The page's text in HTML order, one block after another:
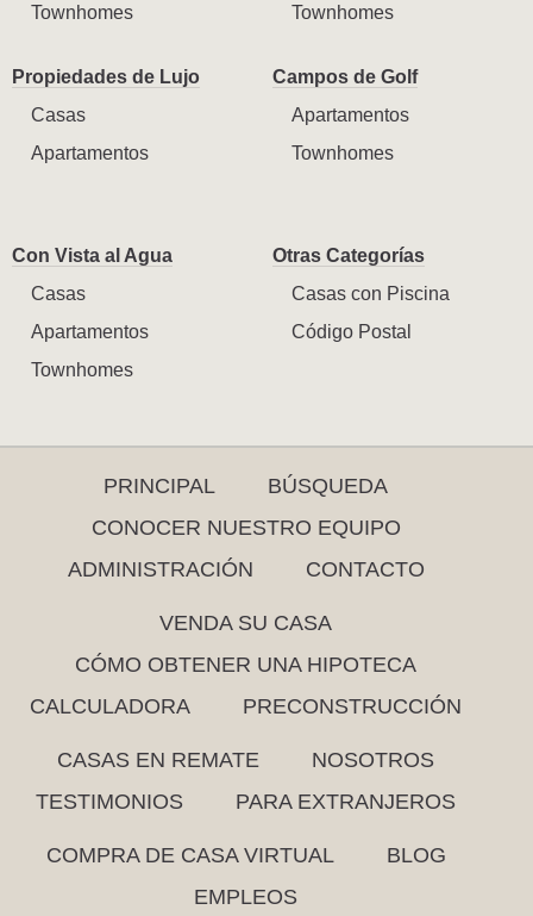
Townhomes
Townhomes
Propiedades de Lujo
Casas
Apartamentos
Campos de Golf
Apartamentos
Townhomes
Con Vista al Agua
Casas
Apartamentos
Townhomes
Otras Categorías
Casas con Piscina
Código Postal
PRINCIPAL
BÚSQUEDA
CONOCER NUESTRO EQUIPO
ADMINISTRACIÓN
CONTACTO
VENDA SU CASA
CÓMO OBTENER UNA HIPOTECA
CALCULADORA
PRECONSTRUCCIÓN
CASAS EN REMATE
NOSOTROS
TESTIMONIOS
PARA EXTRANJEROS
COMPRA DE CASA VIRTUAL
BLOG
EMPLEOS